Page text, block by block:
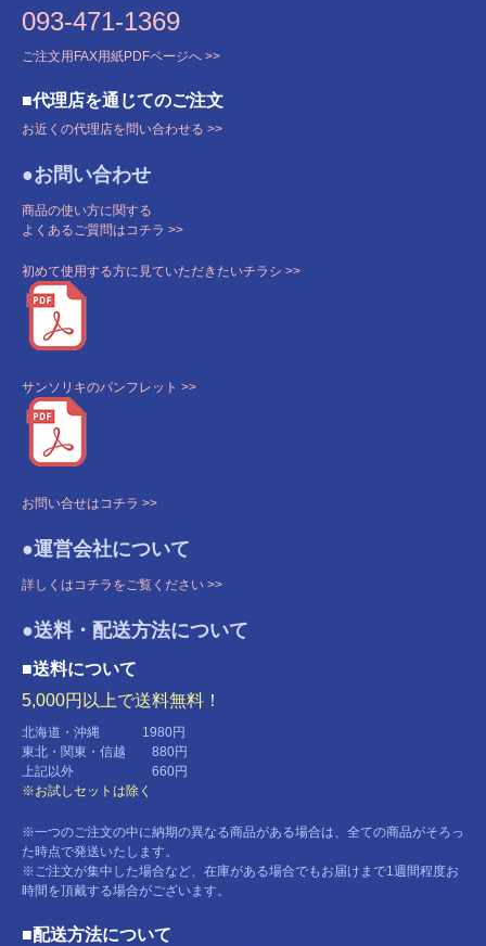
093-471-1369
ご注文用FAX用紙PDFページへ >>
■代理店を通じてのご注文
お近くの代理店を問い合わせる >>
●お問い合わせ
商品の使い方に関する
よくあるご質問はコチラ >>
初めて使用する方に見ていただきたいチラシ >>
サンソリキのパンフレット >>
お問い合せはコチラ >>
●運営会社について
詳しくはコチラをご覧ください >>
●送料・配送方法について
■送料について
5,000円以上で送料無料！
北海道・沖縄 1980円
東北・関東・信越 880円
上記以外 660円
※お試しセットは除く
※一つのご注文の中に納期の異なる商品がある場合は、全ての商品がそろっ
た時点で発送いたします。
※ご注文が集中した場合など、在庫がある場合でもお届けまで1週間程度お
時間を頂戴する場合がございます。
■配送方法について